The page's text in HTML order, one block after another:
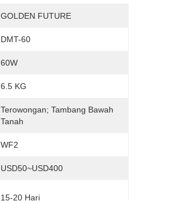
GOLDEN FUTURE
DMT-60
60W
6.5 KG
Terowongan; Tambang Bawah
Tanah
WF2
USD50~USD400
15-20 Hari